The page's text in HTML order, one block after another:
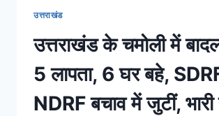
उत्तराखंड
उत्तराखंड के चमोली में
5 लापता, 6 घर बहे,
NDRF बचाव में जुटीं, भारी